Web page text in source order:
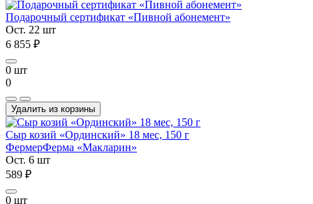
Подарочный сертификат «Пивной абонемент»
Ост. 22 шт
6 855 ₽
0 шт
0
Удалить из корзины
Сыр козий «Ординский» 18 мес, 150 г
ФермерФерма «Макларин»
Ост. 6 шт
589 ₽
0 шт